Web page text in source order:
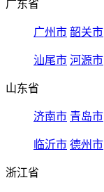
广东省
广州市 韶关市
汕尾市 河源市
山东省
济南市 青岛市
临沂市 德州市
浙江省